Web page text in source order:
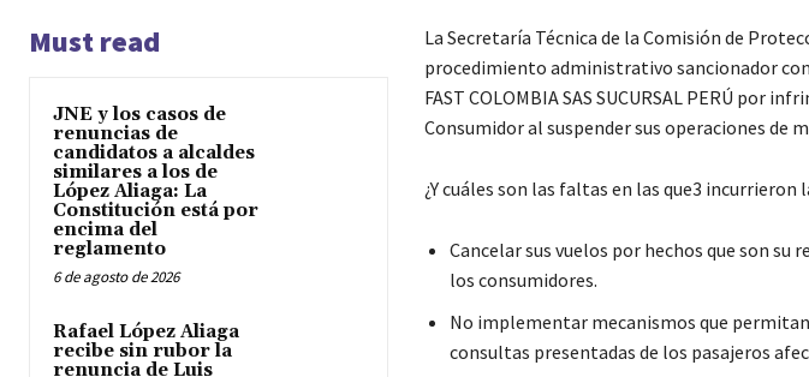
Must read
JNE y los casos de
renuncias de
candidatos a alcaldes
similares a los de
López Aliaga: La
Constitución está por
encima del
reglamento
6 de agosto de 2026
Rafael López Aliaga
recibe sin rubor la
renuncia de Luis
La Secretaría Técnica de la Comisión de
procedimiento administrativo sancionador
FAST COLOMBIA SAS SUCURSAL PERÚ por
Consumidor al suspender sus operaciones de
¿Y cuáles son las faltas en las que3 incurrieron
Cancelar sus vuelos por hechos que son
los consumidores.
No implementar mecanismos que
consultas presentadas de los pasajeros